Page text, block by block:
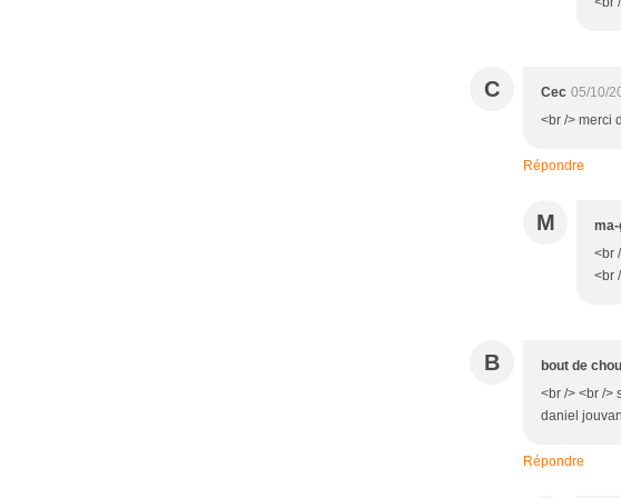
C Cec 05/10/
<br /> merci
Répondre
M
<br
<br
B bout de chou
<br /> <br />
daniel
Répondre